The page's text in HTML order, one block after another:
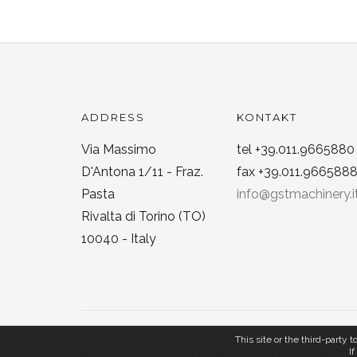
ADDRESS
Via Massimo
D'Antona 1/11 - Fraz.
Pasta
Rivalta di Torino (TO)
10040 - Italy
KONTAKT
tel +39.011.9665880
fax +39.011.9665888
This site or the third-party
If